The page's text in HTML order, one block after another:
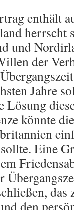
enthält
herrscht
und
der
Jahre
Lösung
könnte
Eine
das
den